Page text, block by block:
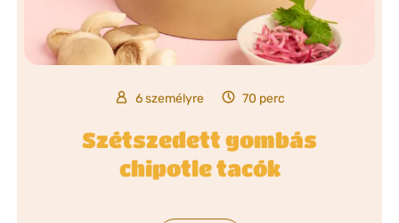
6 személyre 70 perc
Szétszedett gombás
chipotle tacók